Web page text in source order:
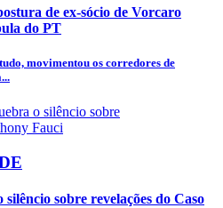
de ex-sócio de Vorcaro
do PT
movimentou os corredores de
sobre revelações do Caso